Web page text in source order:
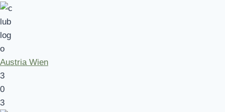
Austria Wien
3
0
3